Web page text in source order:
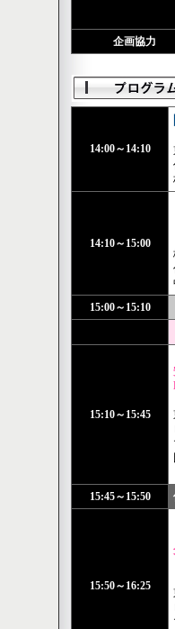
企画協力
14:00～14:10
14:10～15:00
15:00～15:10
15:10～15:45
15:45～15:50
15:50～16:25